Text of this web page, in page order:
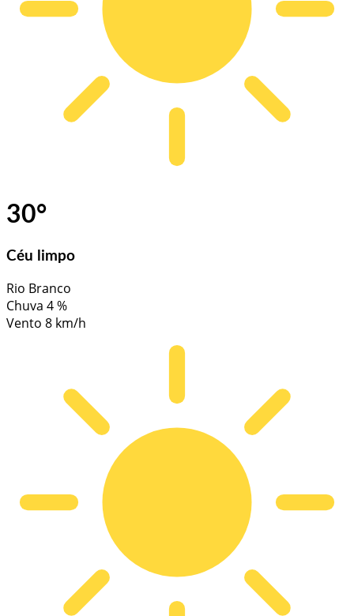
30°
Céu limpo
Rio Branco
Chuva 4 %
Vento 8 km/h